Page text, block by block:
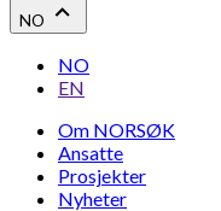
NO
NO
EN
Om NORSØK
Ansatte
Prosjekter
Nyheter